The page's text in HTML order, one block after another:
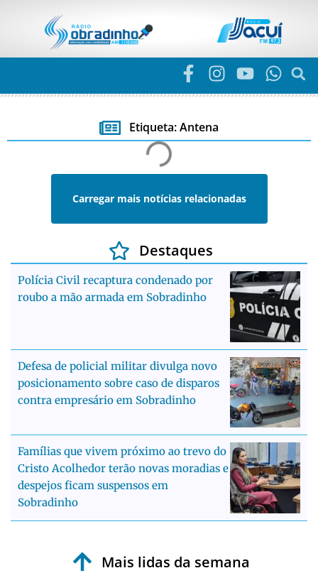
Etiqueta: Antena
Carregar mais notícias relacionadas
Destaques
Polícia Civil recaptura condenado por
roubo a mão armada em Sobradinho
Defesa de policial militar divulga novo
posicionamento sobre caso de disparos
contra empresário em Sobradinho
Famílias que vivem próximo ao trevo do
Cristo Acolhedor terão novas moradias e
despejos ficam suspensos em
Sobradinho
Mais lidas da semana